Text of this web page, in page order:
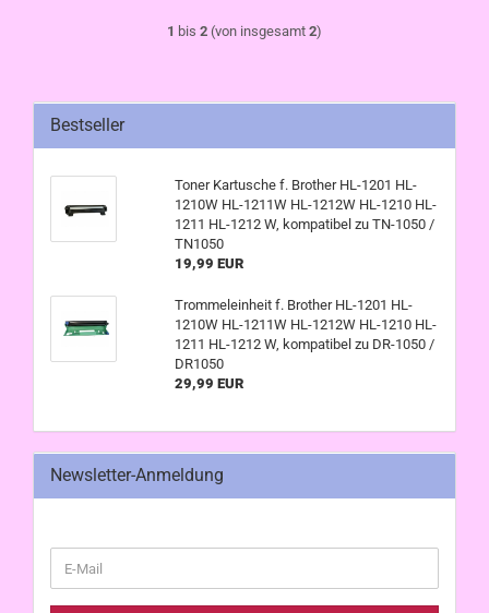
1 bis 2 (von insgesamt 2)
Bestseller
Toner Kartusche f. Brother HL-1201 HL-
1210W HL-1211W HL-1212W HL-1210 HL-
1211 HL-1212 W, kompatibel zu TN-1050 /
TN1050
19,99 EUR
Trommeleinheit f. Brother HL-1201 HL-
1210W HL-1211W HL-1212W HL-1210 HL-
1211 HL-1212 W, kompatibel zu DR-1050 /
DR1050
29,99 EUR
Newsletter-Anmeldung
ZUR
E-
Mail